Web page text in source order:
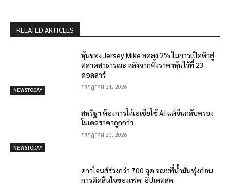
RELATED ARTICLES
NEWSTODAY
หุ้นของ Jersey Mike ลดลง 2% ในการเปิดตัวสู่
ตลาดสาธารณะ หลังจากตั้งราคาหุ้นไว้ที่ 23
ดอลลาร์
กรกฎาคม 31, 2026
NEWSTODAY
สหรัฐฯ ต้องการให้เอเชียใช้ AI แต่จีนกลับครอง
โมเดลราคาถูกกว่า
กรกฎาคม 30, 2026
ดาวโจนส์ร่วงกว่า 700 จุด ขณะที่น้ำมันพุ่งก่อน
การตัดสินใจของเฟด: อัปเดตสด